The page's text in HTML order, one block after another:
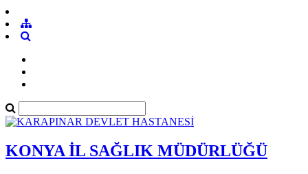
KONYA İL SAĞLIK MÜDÜRLÜĞÜ